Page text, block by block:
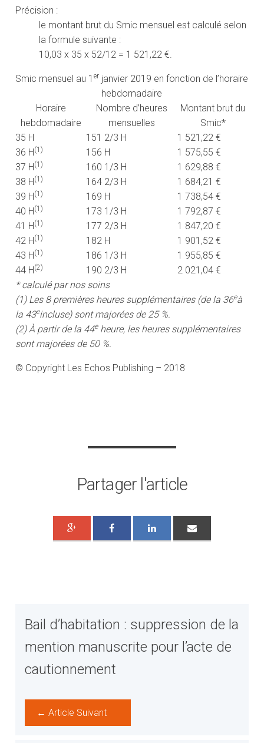
Précision :
le montant brut du Smic mensuel est calculé selon
la formule suivante :
10,03 x 35 x 52/12 = 1 521,22 €.
Smic mensuel au 1er janvier 2019 en fonction de l’horaire
hebdomadaire
Horaire
hebdomadaire
Nombre d’heures
mensuelles
Montant brut du
Smic*
35 H
151 2/3 H
1 521,22 €
36 H(1) 156 H
1 575,55 €
37 H(1) 160 1/3 H
1 629,88 €
38 H(1) 164 2/3 H
1 684,21 €
39 H(1) 169 H
1 738,54 €
40 H(1) 173 1/3 H
1 792,87 €
41 H(1) 177 2/3 H
1 847,20 €
42 H(1) 182 H
1 901,52 €
43 H(1) 186 1/3 H
1 955,85 €
44 H(2) 190 2/3 H
2 021,04 €
* calculé par nos soins
(1) Les 8 premières heures supplémentaires (de la 36eà
la 43eincluse) sont majorées de 25 %.
(2) À partir de la 44eheure, les heures supplémentaires
sont majorées de 50 %.
© Copyright Les Echos Publishing – 2018
Partager l'article
Bail d’habitation : suppression de la
mention manuscrite pour l’acte de
cautionnement
← Article Suivant